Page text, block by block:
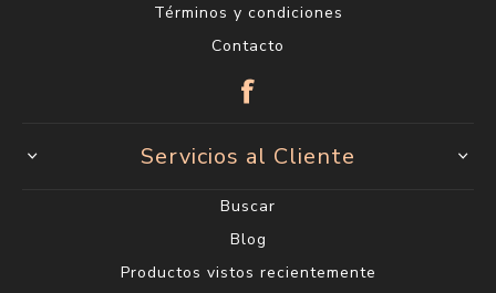
Términos y condiciones
Contacto
Servicios al Cliente
Buscar
Blog
Productos vistos recientemente